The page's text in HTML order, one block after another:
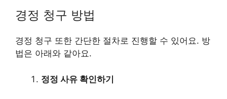
경정 청구 방법
경정 청구 또한 간단한 절차로 진행할 수 있어요. 방
법은 아래와 같아요.
정정 사유 확인하기